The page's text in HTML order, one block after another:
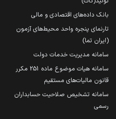
بانک داده‌های اقتصادی و مالی
تارنمای پنجره واحد محیط‌های آزمون
(ایران تما)
سامانه مدیریت خدمات دولت
سامانه هیات موضوع ماده 251 مکرر
قانون مالیات‌های مستقیم
سامانه تشخیص صلاحیت حسابداران
رسمی